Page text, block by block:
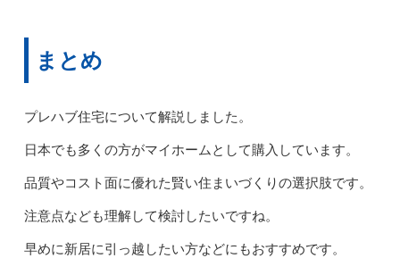
まとめ
プレハブ住宅について解説しました。
日本でも多くの方がマイホームとして購入しています。
品質やコスト面に優れた賢い住まいづくりの選択肢です。
注意点なども理解して検討したいですね。
早めに新居に引っ越したい方などにもおすすめです。